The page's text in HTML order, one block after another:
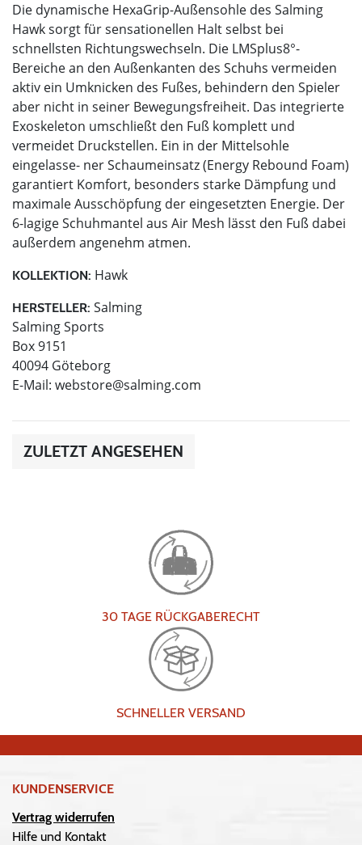
Die dynamische HexaGrip-Außensohle des Salming
Hawk sorgt für sensationellen Halt selbst bei
schnellsten Richtungswechseln. Die LMSplus8°-
Bereiche an den Außenkanten des Schuhs vermeiden
aktiv ein Umknicken des Fußes, behindern den Spieler
aber nicht in seiner Bewegungsfreiheit. Das integrierte
Exoskeleton umschließt den Fuß komplett und
vermeidet Druckstellen. Ein in der Mittelsohle
eingelasse- ner Schaumeinsatz (Energy Rebound Foam)
garantiert Komfort, besonders starke Dämpfung und
maximale Ausschöpfung der eingesetzten Energie. Der
6-lagige Schuhmantel aus Air Mesh lässt den Fuß dabei
außerdem angenehm atmen.
KOLLEKTION: Hawk
HERSTELLER: Salming
Salming Sports
Box 9151
40094 Göteborg
E-Mail: webstore@salming.com
ZULETZT ANGESEHEN
30 TAGE RÜCKGABERECHT
SCHNELLER VERSAND
KUNDENSERVICE
Vertrag widerrufen
Hilfe und Kontakt